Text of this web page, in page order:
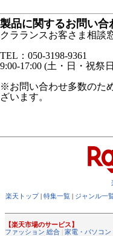
製品に関するお問い合
クラランスお客さま相談
TEL：050-3198-9361
9:00-17:00 (土・日・祝祭
※お問い合わせ多数のた
ざいます。
楽天トップ| 特集一覧 | ジャンル一
【楽天市場のサービス】
ファッション 総合 | 家電・パソコ